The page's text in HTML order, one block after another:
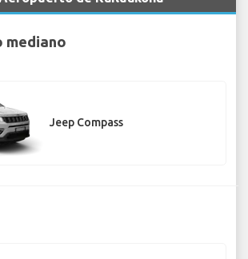
mediano
Jeep Compass